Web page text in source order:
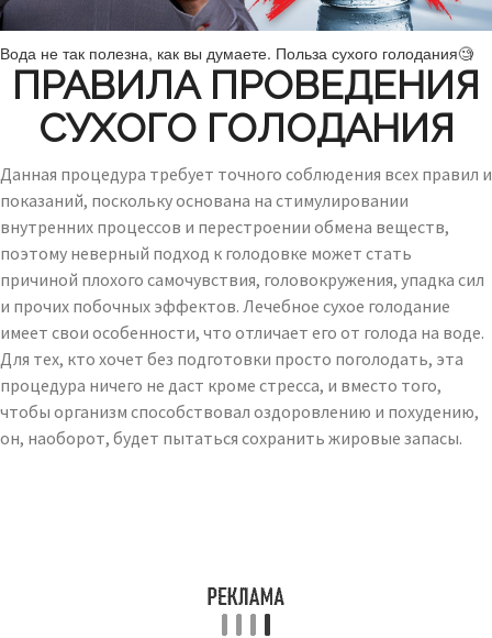
Вода не так полезна, как вы думаете. Польза сухого голодания🧐
ПРАВИЛА ПРОВЕДЕНИЯ
СУХОГО ГОЛОДАНИЯ
Данная процедура требует точного соблюдения всех правил и
показаний, поскольку основана на стимулировании
внутренних процессов и перестроении обмена веществ,
поэтому неверный подход к голодовке может стать
причиной плохого самочувствия, головокружения, упадка сил
и прочих побочных эффектов. Лечебное сухое голодание
имеет свои особенности, что отличает его от голода на воде.
Для тех, кто хочет без подготовки просто поголодать, эта
процедура ничего не даст кроме стресса, и вместо того,
чтобы организм способствовал оздоровлению и похудению,
он, наоборот, будет пытаться сохранить жировые запасы.